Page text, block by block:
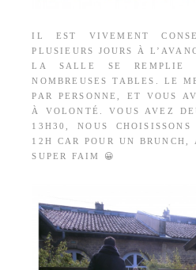
IL EST VIVEMENT
PLUSIEURS JOURS À
LA SALLE SE REMPLIE
NOMBREUSES TABLES. LE
PAR PERSONNE, ET VOUS
À VOLONTÉ. VOUS AVEZ
13H30, NOUS
12H CAR POUR UN BRUNCH,
SUPER FAIM 😀